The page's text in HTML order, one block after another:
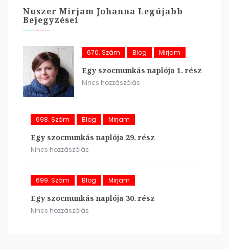
Nuszer Mirjam Johanna Legújabb
Bejegyzései
670. Szám Blog Mirjam
Egy szocmunkás naplója 1. rész
Nincs hozzászólás
698. Szám Blog Mirjam
Egy szocmunkás naplója 29. rész
Nincs hozzászólás
699. Szám Blog Mirjam
Egy szocmunkás naplója 30. rész
Nincs hozzászólás